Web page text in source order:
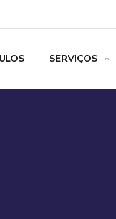
SERVIÇOS